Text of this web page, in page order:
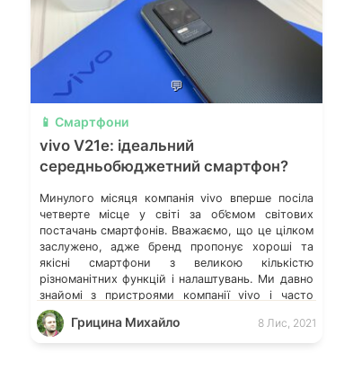
💬
📱 Смартфони
vivo V21e: ідеальний
середньобюджетний смартфон?
Минулого місяця компанія vivo вперше посіла
четверте місце у світі за об’ємом світових
постачань смартфонів. Вважаємо, що це цілком
заслужено, адже бренд пропонує хороші та
якісні смартфони з великою кількістю
різноманітних функцій і налаштувань. Ми давно
знайомі з пристроями компанії vivo і часто
радимо їх як кандидатів для купівлі знайомим
та рідним. Нещодавно ми розказували […]
Грицина Михайло 8 Лис, 2021